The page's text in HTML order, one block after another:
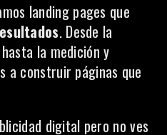
landing pages que
. Desde la
la medición y
a construir páginas que
digital pero no ves